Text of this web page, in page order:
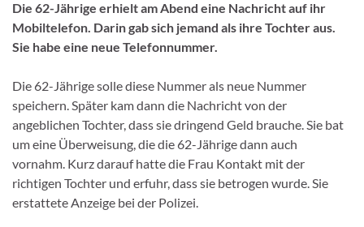
Die 62-Jährige erhielt am Abend eine Nachricht auf ihr
Mobiltelefon. Darin gab sich jemand als ihre Tochter aus.
Sie habe eine neue Telefonnummer.
Die 62-Jährige solle diese Nummer als neue Nummer
speichern. Später kam dann die Nachricht von der
angeblichen Tochter, dass sie dringend Geld brauche. Sie bat
um eine Überweisung, die die 62-Jährige dann auch
vornahm. Kurz darauf hatte die Frau Kontakt mit der
richtigen Tochter und erfuhr, dass sie betrogen wurde. Sie
erstattete Anzeige bei der Polizei.